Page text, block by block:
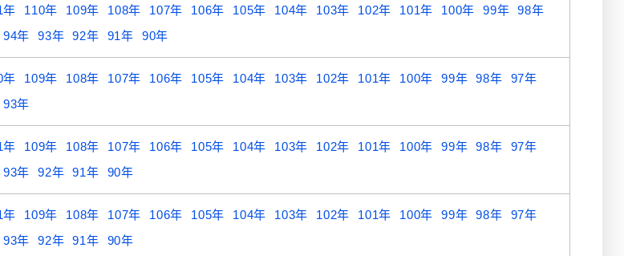
年 110年 109年 108年 107年 106年 105年 104年 103年 102年 101年 100年 99年
98年
94年 93年 92年 91年 90年
年 109年 108年 107年 106年 105年 104年 103年 102年 101年 100年 99年 98年
97年
93年
年 109年 108年 107年 106年 105年 104年 103年 102年 101年 100年 99年 98年
97年
93年 92年 91年 90年
年 109年 108年 107年 106年 105年 104年 103年 102年 101年 100年 99年 98年
97年
93年 92年 91年 90年